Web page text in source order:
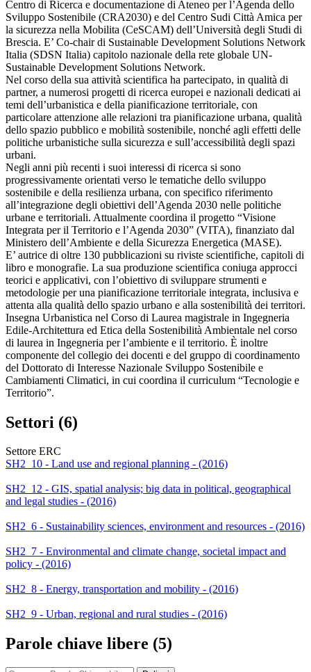
Centro di Ricerca e documentazione di Ateneo per l’Agenda dello
Sviluppo Sostenibile (CRA2030) e del Centro Sudi Città Amica per
la sicurezza nella Mobilita (CeSCAM) dell’Università degli Studi di
Brescia. E’ Co-chair di Sustainable Development Solutions Network
Italia (SDSN Italia) capitolo nazionale della rete globale UN-
Sustainable Development Solutions Network.
Nel corso della sua attività scientifica ha partecipato, in qualità di
partner, a numerosi progetti di ricerca europei e nazionali dedicati ai
temi dell’urbanistica e della pianificazione territoriale, con
particolare attenzione alle relazioni tra pianificazione urbana, qualità
dello spazio pubblico e mobilità sostenibile, nonché agli effetti delle
politiche urbanistiche sulla sicurezza e sull’accessibilità degli spazi
urbani.
Negli anni più recenti i suoi interessi di ricerca si sono
progressivamente orientati verso le tematiche dello sviluppo
sostenibile e della resilienza urbana, con specifico riferimento
all’integrazione degli obiettivi dell’Agenda 2030 nelle politiche
urbane e territoriali. Attualmente coordina il progetto “Visione
Integrata per il Territorio e l’Agenda 2030” (VITA), finanziato dal
Ministero dell’Ambiente e della Sicurezza Energetica (MASE).
E’ autrice di oltre 130 pubblicazioni su riviste scientifiche, capitoli di
libro e monografie. La sua produzione scientifica coniuga approcci
teorici e applicativi, con l’obiettivo di sviluppare strumenti e
metodologie per una pianificazione territoriale integrata, inclusiva e
attenta alla qualità dello spazio urbano e alla sostenibilità dei territori.
Insegna Urbanistica nel Corso di Laurea magistrale in Ingegneria
Edile-Architettura ed Etica della Sostenibilità Ambientale nel corso
di laurea in Ingegneria per l’ambiente e il territorio. È inoltre
componente del collegio dei docenti e del gruppo di coordinamento
del Dottorato di Interesse Nazionale Sviluppo Sostenibile e
Cambiamenti Climatici, in cui coordina il curriculum “Tecnologie e
Territorio”.
Settori (6)
Settore ERC
SH2_10 - Land use and regional planning - (2016)
SH2_12 - GIS, spatial analysis; big data in political, geographical
and legal studies - (2016)
SH2_6 - Sustainability sciences, environment and resources - (2016)
SH2_7 - Environmental and climate change, societal impact and
policy - (2016)
SH2_8 - Energy, transportation and mobility - (2016)
SH2_9 - Urban, regional and rural studies - (2016)
Parole chiave libere (5)